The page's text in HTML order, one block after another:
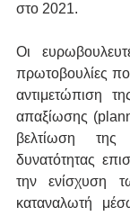
στο 2021.
Οι
πρωτοβουλίες
αντιμετώπιση
απαξίωσης
βελτίωση της
δυνατότητας
την ενίσχυση
καταναλωτή